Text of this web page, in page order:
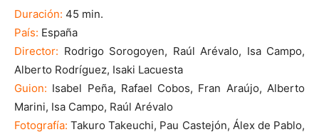
Duración: 45 min.
País: España
Director: Rodrigo Sorogoyen, Raúl Arévalo, Isa Campo,
Alberto Rodríguez, Isaki Lacuesta
Guion: Isabel Peña, Rafael Cobos, Fran Araújo, Alberto
Marini, Isa Campo, Raúl Arévalo
Fotografía: Takuro Takeuchi, Pau Castejón, Álex de Pablo,